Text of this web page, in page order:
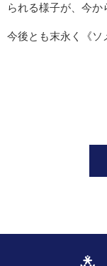
られる様子が、今か
今後とも末永く《ソ